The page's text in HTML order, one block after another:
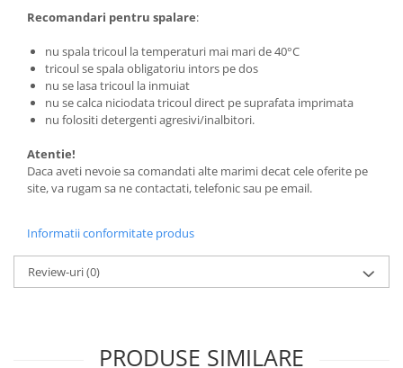
Recomandari pentru spalare:
nu spala tricoul la temperaturi mai mari de 40°C
tricoul se spala obligatoriu intors pe dos
nu se lasa tricoul la inmuiat
nu se calca niciodata tricoul direct pe suprafata imprimata
nu folositi detergenti agresivi/inalbitori.
Atentie!
Daca aveti nevoie sa comandati alte marimi decat cele oferite pe
site, va rugam sa ne contactati, telefonic sau pe email.
Informatii conformitate produs
Review-uri(0)
PRODUSE SIMILARE